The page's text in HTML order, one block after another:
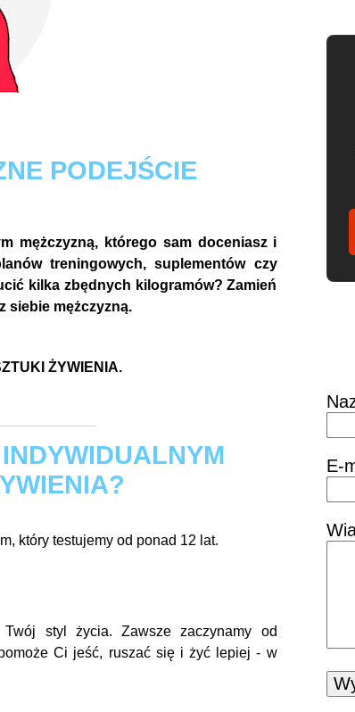
PODEJŚCIE
mężczyzną, którego sam doceniasz i
treningowych, suplementów czy
kilka zbędnych kilogramów? Zamień
siebie mężczyzną.
ŻYWIENIA.
który testujemy od ponad 12 lat.
styl życia. Zawsze zaczynamy od
Ci jeść, ruszać się i żyć lepiej - w
E-